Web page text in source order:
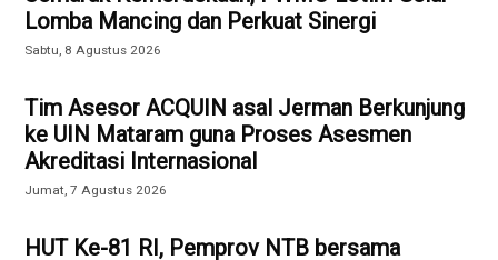
Lomba Mancing dan Perkuat Sinergi
Sabtu, 8 Agustus 2026
Tim Asesor ACQUIN asal Jerman Berkunjung
ke UIN Mataram guna Proses Asesmen
Akreditasi Internasional
Jumat, 7 Agustus 2026
HUT Ke-81 RI, Pemprov NTB bersama